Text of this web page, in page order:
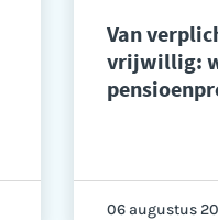
Van
vrijwillig:
06 augustus